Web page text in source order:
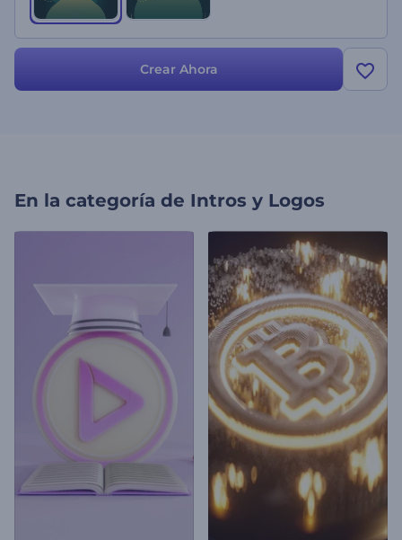
Crear Ahora
En la categoría de Intros y Logos